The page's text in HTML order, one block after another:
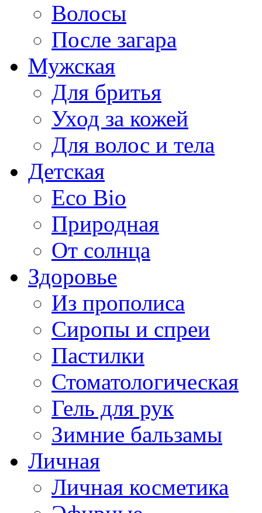
Волосы
После загара
Мужская
Для бритья
Уход за кожей
Для волос и тела
Детская
Eco Bio
Природная
От солнца
Здоровье
Из прополиса
Сиропы и спреи
Пастилки
Стоматологическая
Гель для рук
Зимние бальзамы
Личная
Личная косметика